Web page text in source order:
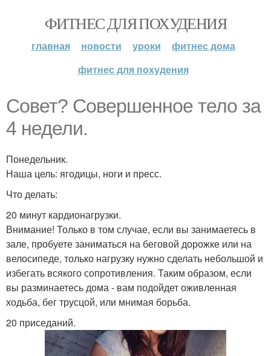
ФИТНЕС ДЛЯ ПОХУДЕНИЯ
главная новости уроки
фитнес дома
фитнес для похудения
Совет? Совершенное тело за
4 недели.
Понедельник.
Наша цель: ягодицы, ноги и пресс.
Что делать:
20 минут кардионагрузки.
Внимание! Только в том случае, если вы занимаетесь в
зале, пробуете заниматься на беговой дорожке или на
велосипеде, только нагрузку нужно сделать небольшой и
избегать всякого сопротивления. Таким образом, если
вы разминаетесь дома - вам подойдет оживленная
ходьба, бег трусцой, или мнимая борьба.
20 приседаний.